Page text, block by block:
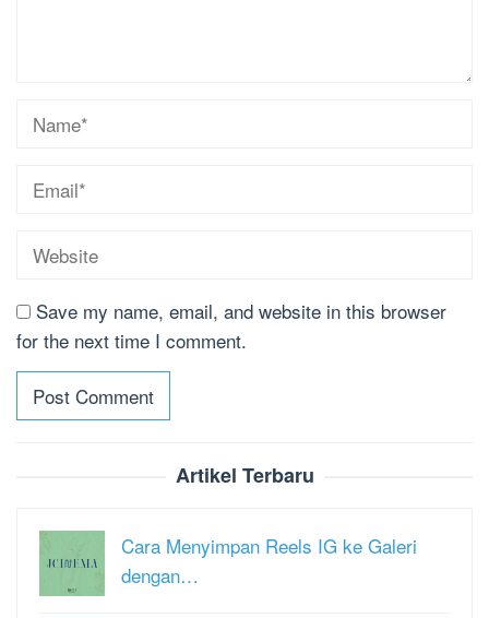
Save my name, email, and website in this browser
for the next time I comment.
Artikel Terbaru
Cara Menyimpan Reels IG ke Galeri
dengan…